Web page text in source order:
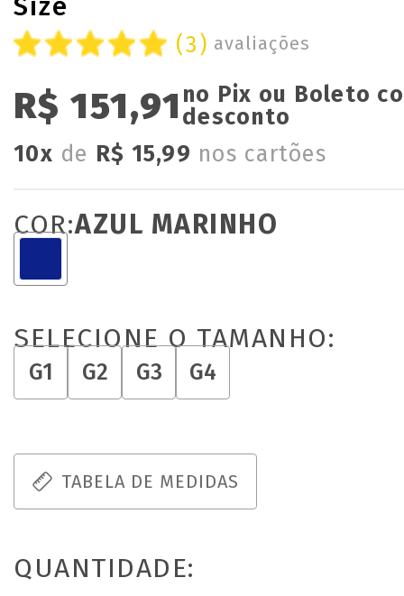
(3) avaliações
R$ 151,91 no Pix ou Boleto
desconto
10x de R$ 15,99 nos cartões
COR:AZUL MARINHO
SELECIONE O TAMANHO:
G1 G2 G3 G4
TABELA DE MEDIDAS
QUANTIDADE: